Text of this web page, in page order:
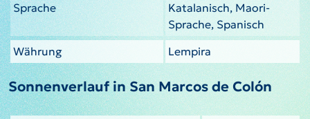
Sprache
Katalanisch, Maori-
Sprache, Spanisch
Währung
Lempira
Sonnenverlauf in San Marcos de Colón